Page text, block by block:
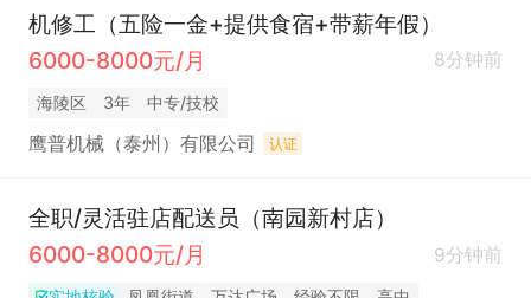
机修工（五险一金+提供食宿+带薪年假）
6000-8000元/月
8分钟前
海陵区 3年 中专/技校
鹰普机械（泰州）有限公司 认证
全职/灵活驻店配送员（南园新村店）
6000-8000元/月
9分钟前